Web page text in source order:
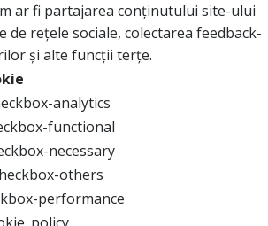
ar fi partajarea conținutului site-ului
de rețele sociale, colectarea feedback-
și alte funcții terțe.
analytics
functional
necessary
others
performance